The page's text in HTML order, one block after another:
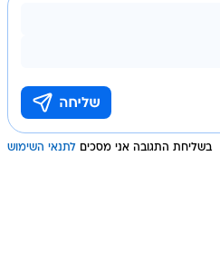
בשליחת התגובה אני מסכים לתנאי השימוש